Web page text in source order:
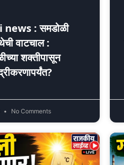
: समडोळी
वाटचाल :
शक्तीपासून
No Comments